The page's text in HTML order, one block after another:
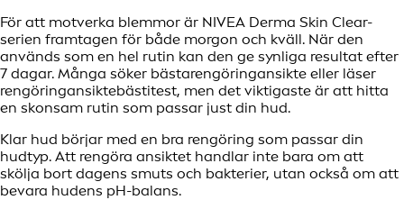
För att motverka blemmor är NIVEA Derma Skin Clear-
serien framtagen för både morgon och kväll. När den
används som en hel rutin kan den ge synliga resultat efter
7 dagar. Många söker bästarengöringansikte eller läser
rengöringansiktebästitest, men det viktigaste är att hitta
en skonsam rutin som passar just din hud.
Klar hud börjar med en bra rengöring som passar din
hudtyp. Att rengöra ansiktet handlar inte bara om att
skölja bort dagens smuts och bakterier, utan också om att
bevara hudens pH-balans.